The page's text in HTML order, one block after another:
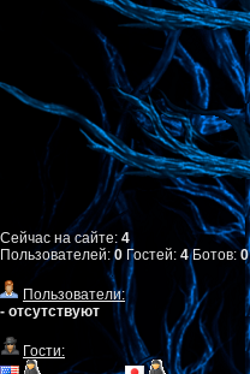
Сейчас на сайте: 4
Пользователей:0 Гостей: 4Ботов:0
Пользователи:
- отсутствуют
Гости: